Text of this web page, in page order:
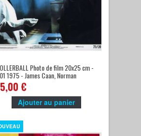
Photo de film 20x25 cm -
1975 - James Caan, Norman
€
Ajouter au panier